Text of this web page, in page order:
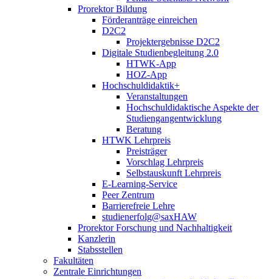
Prorektor Bildung
Förderanträge einreichen
D2C2
Projektergebnisse D2C2
Digitale Studienbegleitung 2.0
HTWK-App
HOZ-App
Hochschuldidaktik+
Veranstaltungen
Hochschuldidaktische Aspekte der
Studiengangentwicklung
Beratung
HTWK Lehrpreis
Preisträger
Vorschlag Lehrpreis
Selbstauskunft Lehrpreis
E-Learning-Service
Peer Zentrum
Barrierefreie Lehre
studienerfolg@saxHAW
Prorektor Forschung und Nachhaltigkeit
Kanzlerin
Stabsstellen
Fakultäten
Zentrale Einrichtungen